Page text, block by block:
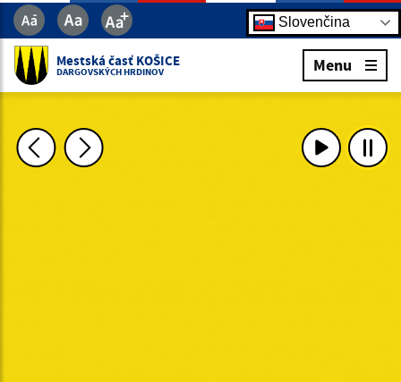
Slovenčina
Mestská časť KOŠICE
DARGOVSKÝCH HRDINOV Menu